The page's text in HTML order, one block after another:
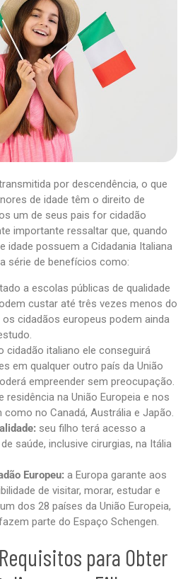
por descendência, o que
de idade têm o direito de
um de seus pais for cidadão
importante ressaltar que, quando
idade possuem a Cidadania Italiana
série de benefícios como:
a escolas públicas de qualidade
custar até três vezes menos do
cidadãos europeus podem ainda
cidadão italiano ele conseguirá
em qualquer outro país da União
empreender sem preocupação.
residência na União Europeia e nos
como no Canadá, Austrália e Japão.
seu filho terá acesso a
saúde, inclusive cirurgias, na Itália
Europeu: a Europa garante aos
de visitar, morar, estudar e
dos 28 países da União Europeia,
parte do Espaço Schengen.
para Obter